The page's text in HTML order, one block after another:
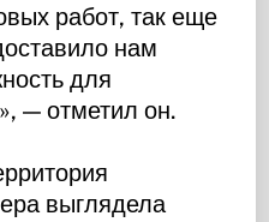
работ, так еще
нам
для
— отметил он.
выглядела